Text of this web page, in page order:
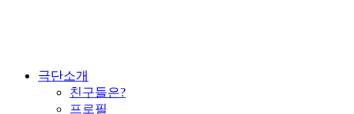
극단소개
친구들은?
프로필